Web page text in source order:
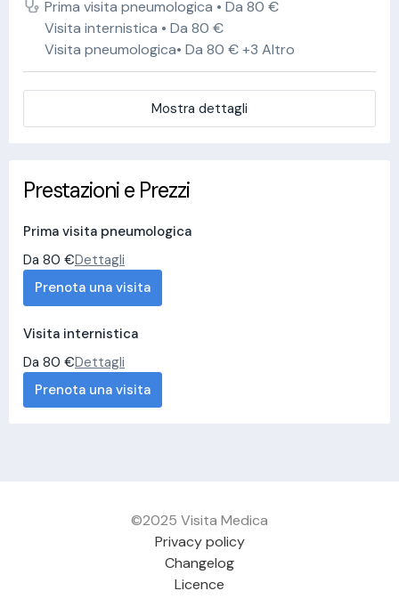
Prima visita pneumologica • Da 80 €
Visita internistica • Da 80 €
Visita pneumologica• Da 80 € +3 Altro
Mostra dettagli
Prestazioni e Prezzi
Prima visita pneumologica
Da 80 €Dettagli
Prenota una visita
Visita internistica
Da 80 €Dettagli
Prenota una visita
©2025 Visita Medica
Privacy policy
Changelog
Licence